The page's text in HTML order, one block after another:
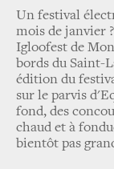
Un festival
mois de janvier
Igloofest de
bords du Saint-
édition du
sur le parvis
fond, des
chaud et à
bientôt pas